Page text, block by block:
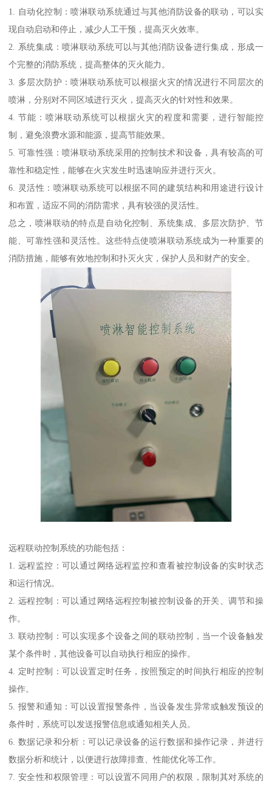
1. 自动化控制：喷淋联动系统通过与其他消防设备的联动，可以实
现自动启动和停止，减少人工干预，提高灭火效率。
2. 系统集成：喷淋联动系统可以与其他消防设备进行集成，形成一
个完整的消防系统，提高整体的灭火能力。
3. 多层次防护：喷淋联动系统可以根据火灾的情况进行不同层次的
喷淋，分别对不同区域进行灭火，提高灭火的针对性和效果。
4. 节能：喷淋联动系统可以根据火灾的程度和需要，进行智能控
制，避免浪费水源和能源，提高节能效果。
5. 可靠性强：喷淋联动系统采用的控制技术和设备，具有较高的可
靠性和稳定性，能够在火灾发生时迅速响应并进行灭火。
6. 灵活性：喷淋联动系统可以根据不同的建筑结构和用途进行设计
和布置，适应不同的消防需求，具有较强的灵活性。
总之，喷淋联动的特点是自动化控制、系统集成、多层次防护、节
能、可靠性强和灵活性。这些特点使喷淋联动系统成为一种重要的
消防措施，能够有效地控制和扑灭火灾，保护人员和财产的安全。
远程联动控制系统的功能包括：
1. 远程监控：可以通过网络远程监控和查看被控制设备的实时状态
和运行情况。
2. 远程控制：可以通过网络远程控制被控制设备的开关、调节和操
作。
3. 联动控制：可以实现多个设备之间的联动控制，当一个设备触发
某个条件时，其他设备可以自动执行相应的操作。
4. 定时控制：可以设置定时任务，按照预定的时间执行相应的控制
操作。
5. 报警和通知：可以设置报警条件，当设备发生异常或触发预设的
条件时，系统可以发送报警信息或通知相关人员。
6. 数据记录和分析：可以记录设备的运行数据和操作记录，并进行
数据分析和统计，以便进行故障排查、性能优化等工作。
7. 安全性和权限管理：可以设置不同用户的权限，限制其对系统的